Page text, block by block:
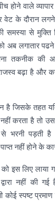
होने वाले
के दौरान
समस्या से मुक्ति
अब लगातार
तकनीक की
बढ़ा है और
है जिसके तहत
करता है तो
भरनी पड़ती है
नहीं होने के
इस लिए लाया
द्वारा नहीं की
स्पष्ट